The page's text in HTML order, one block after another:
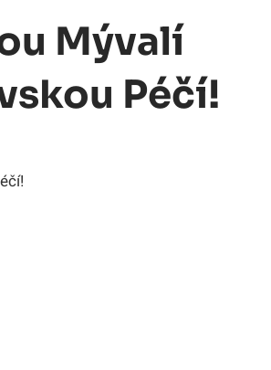
Mývalí
Péčí!